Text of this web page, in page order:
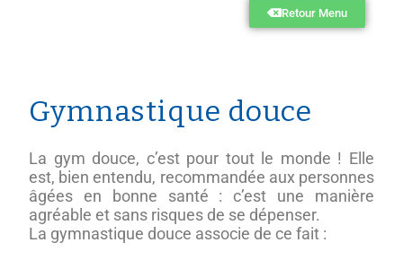
Retour Menu
Gymnastique douce
La gym douce, c’est pour tout le monde ! Elle
est, bien entendu, recommandée aux personnes
âgées en bonne santé : c’est une manière
agréable et sans risques de se dépenser.
La gymnastique douce associe de ce fait :